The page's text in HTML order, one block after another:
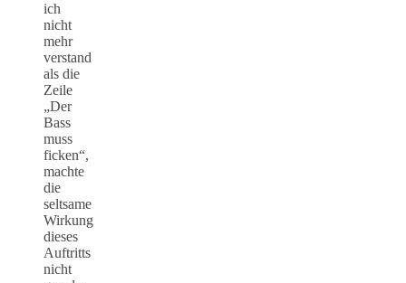
ich
nicht
mehr
verstand
als die
Zeile
„Der
Bass
muss
ficken“,
machte
die
seltsame
Wirkung
dieses
Auftritts
nicht